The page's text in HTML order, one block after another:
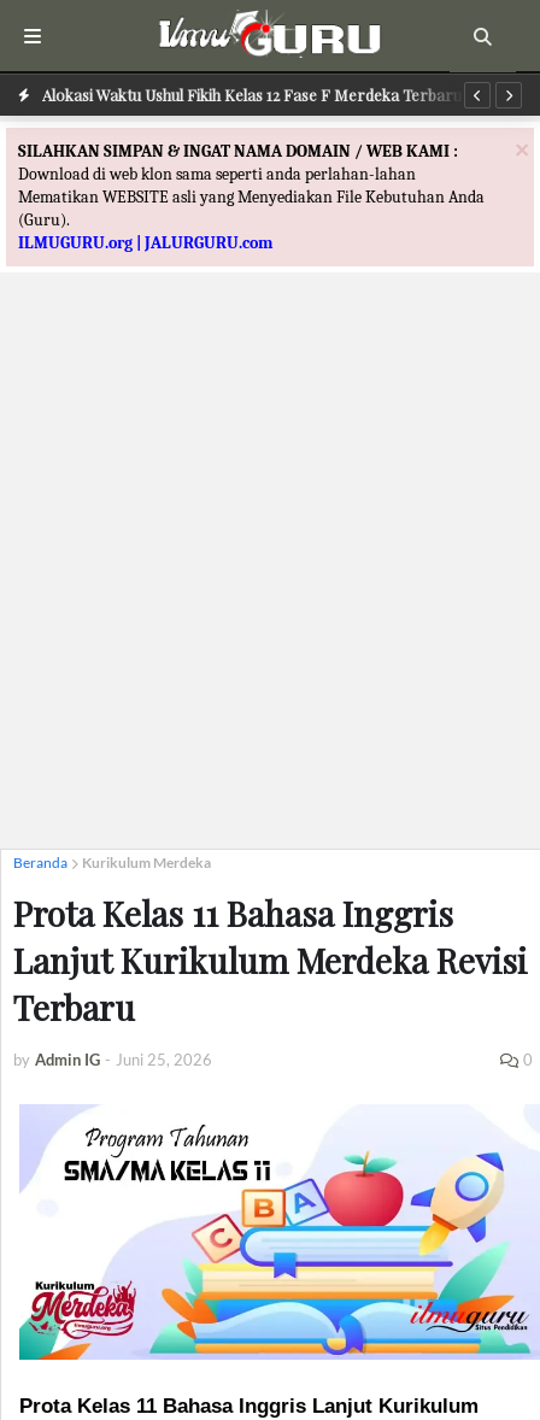
Alokasi Waktu Ushul Fikih Kelas 12 Fase F Merdeka Terbaru
Alokasi Waktu Ilmu Tafsir Kelas 12 Fase F Merdeka Terbaru
×
SILAHKAN SIMPAN & INGAT NAMA DOMAIN / WEB KAMI :
Download di web klon sama seperti anda perlahan-lahan
Mematikan WEBSITE asli yang Menyediakan File Kebutuhan Anda
(Guru).
ILMUGURU.org | JALURGURU.com
Beranda Kurikulum Merdeka
Prota Kelas 11 Bahasa Inggris
Lanjut Kurikulum Merdeka Revisi
Terbaru
by Admin IG - Juni 25, 2026 0
Prota Kelas 11 Bahasa Inggris Lanjut Kurikulum